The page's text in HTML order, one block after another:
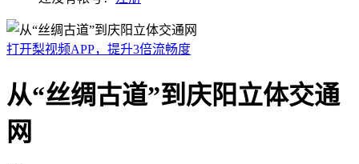
打开梨视频APP，提升3倍流畅度
从“丝绸古道”到庆阳立体交通
网